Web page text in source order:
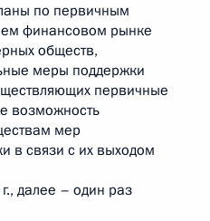
по первичным
финансовом рынке
обществ,
меры поддержки
первичные
возможность
мер
в связи с их выходом
далее – один раз